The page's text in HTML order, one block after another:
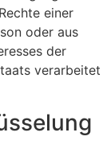
einer
oder aus
der
verarbeitet